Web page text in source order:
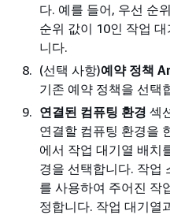
다. 예를 들어, 우선 순
순위 값이 10인 작업
니다.
(선택 사항)예약 정책
기존 예약 정책을 선택
연결된 컴퓨팅 환경 섹
연결할 컴퓨팅 환경을
에서 작업 대기열 배치
경을 선택합니다. 작업
를 사용하여 주어진 작
정합니다. 작업 대기열